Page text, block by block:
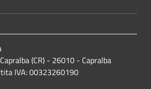
(CR) - 26010 - Capralba
IVA: 00323260190